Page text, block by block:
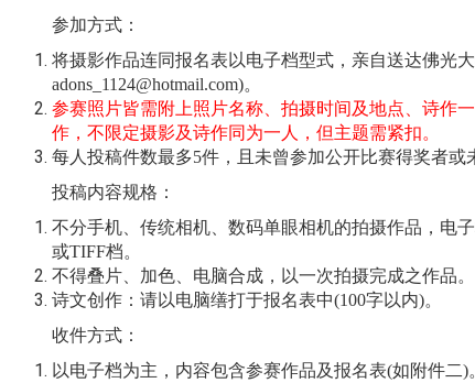
参加方式：
将摄影作品连同报名表以电子档型式，亲自送达佛光
adons_1124@hotmail.com)。
参赛照片皆需附上照片名称、拍摄时间及地点、诗作
作，不限定摄影及诗作同为一人，但主题需紧扣。
每人投稿件数最多5件，且未曾参加公开比赛得奖者或
投稿内容规格：
不分手机、传统相机、数码单眼相机的拍摄作品，电
或TIFF档。
不得叠片、加色、电脑合成，以一次拍摄完成之作品。
诗文创作：请以电脑缮打于报名表中(100字以内)。
收件方式：
以电子档为主，内容包含参赛作品及报名表(如附件二)